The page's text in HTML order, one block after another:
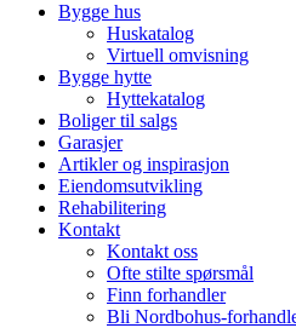
Bygge hus
Huskatalog
Virtuell omvisning
Bygge hytte
Hyttekatalog
Boliger til salgs
Garasjer
Artikler og inspirasjon
Eiendomsutvikling
Rehabilitering
Kontakt
Kontakt oss
Ofte stilte spørsmål
Finn forhandler
Bli Nordbohus-